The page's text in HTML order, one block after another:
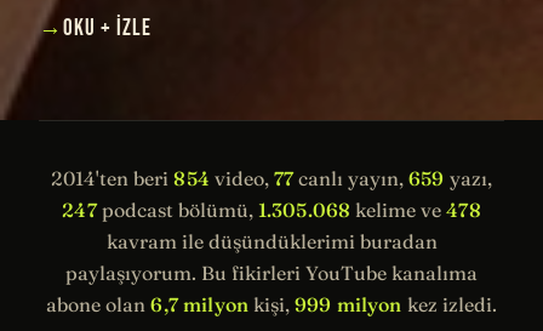
→ OKU + İZLE
2014'ten beri854 video, 77canlı yayın,659 yazı,
247podcast bölümü, 1.305.068 kelime ve478
kavram ile düşündüklerimi buradan
paylaşıyorum. Bu fikirleri YouTube kanalıma
abone olan6,7 milyon kişi, 999 milyon kez izledi.